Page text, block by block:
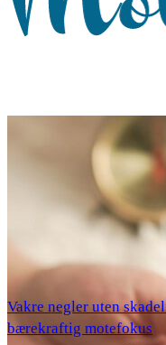
Vakre negler uten
bærekraftig motefokus